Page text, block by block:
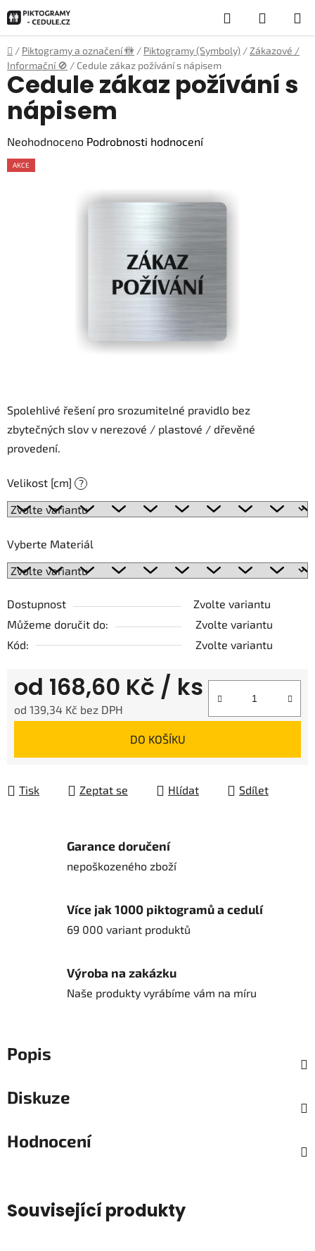
na
obsah
Hledat
KOŠÍK
Domů
/ Piktogramy a označení 🚻 / Piktogramy (Symboly) / Zákazové /
Informační 🚫 / Cedule zákaz požívání s nápisem
Spolehlivé řešení pro srozumitelné pravidlo bez
zbytečných slov v nerezové / plastové / dřevěné
provedení.
Velikost [cm] ?
Vyberte Materiál
Dostupnost
Zvolte variantu
Můžeme doručit do:
Zvolte variantu
Kód:
Zvolte variantu
od 168,60 Kč / ks
od 139,34 Kč bez DPH
DO KOŠÍKU
Tisk Zeptat se Hlídat Sdílet
Cedule zákaz požívání s
nápisem
Průměrné
hodnocení
Neohodnoceno Podrobnosti hodnocení
AKCE
Garance doručení
nepoškozeného zboží
Více jak 1000 piktogramů a cedulí
69 000 variant produktů
Výroba na zakázku
Naše produkty vyrábíme vám na míru
Popis
Diskuze
Hodnocení
Související produkty